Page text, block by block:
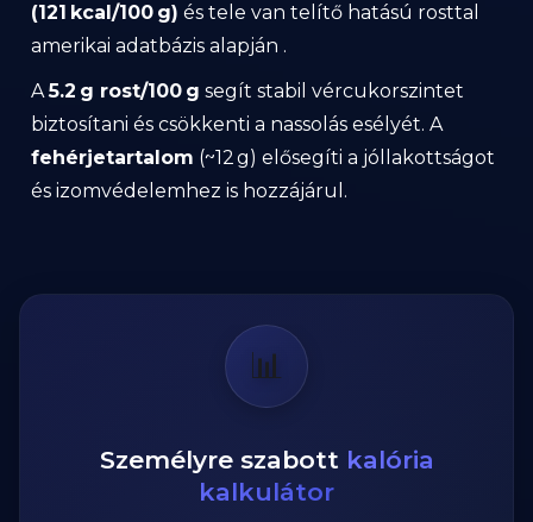
(121 kcal/100 g) és tele van telítő hatású rosttal
amerikai adatbázis alapján .
A5.2 g rost/100 g segít stabil vércukorszintet
biztosítani és csökkenti a nassolás esélyét. A
fehérjetartalom (~12 g) elősegíti a jóllakottságot
és izomvédelemhez is hozzájárul.
📊
Személyre szabott kalória
kalkulátor